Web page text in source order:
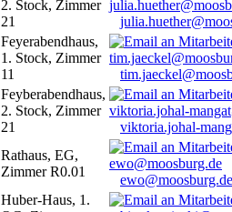
2. Stock, Zimmer
21
Feyerabendhaus,
1. Stock, Zimmer
11
Feyberabendhaus,
2. Stock, Zimmer
21
viktoria.johal-
Rathaus, EG,
Zimmer R0.01
ewo@moosburg.de
Huber-Haus, 1.